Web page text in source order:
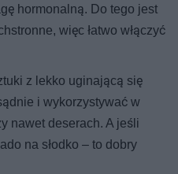
hormonalną. Do tego jest
więc łatwo włączyć
z lekko uginającą się
i wykorzystywać w
nawet deserach. A jeśli
na słodko – to dobry